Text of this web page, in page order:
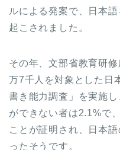
ルによる発案で、日本
起こされました。
その年、文部省教育研
万7千人を対象とした日
書き能力調査」を実施
ができない者は2.1%で
ことが証明され、日本
ったそうです。